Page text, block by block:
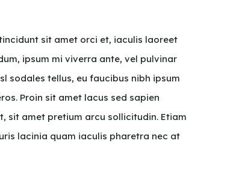
sit amet orci et, iaculis laoreet
ipsum mi viverra ante, vel pulvinar
sodales tellus, eu faucibus nibh ipsum
Proin sit amet lacus sed sapien
sit amet pretium arcu sollicitudin. Etiam
lacinia quam iaculis pharetra nec at